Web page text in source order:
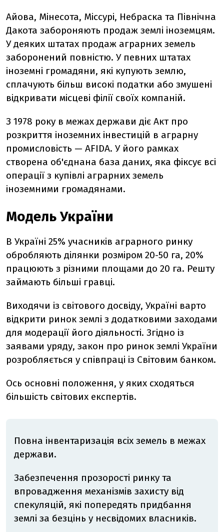
Айова, Мінесота, Міссурі, Небраска та Північна
Дакота забороняють продаж землі іноземцям.
У деяких штатах продаж аграрних земель
заборонений повністю. У певних штатах
іноземні громадяни, які купують землю,
сплачують більш високі податки або змушені
відкривати місцеві філії своїх компаній.
З 1978 року в межах держави діє Акт про
розкриття іноземних інвестицій в аграрну
промисловість — AFIDA. У його рамках
створена об'єднана база даних, яка фіксує всі
операції з купівлі аграрних земель
іноземними громадянами.
Модель України
В Україні 25% учасників аграрного ринку
обробляють ділянки розміром 20-50 га, 20%
працюють з різними площами до 20 га. Решту
займають більші гравці.
Виходячи із світового досвіду, Україні варто
відкрити ринок землі з додатковими заходами
для модерації його діяльності. Згідно із
заявами уряду, закон про ринок землі України
розробляється у співпраці із Світовим банком.
Ось основні положення, у яких сходяться
більшість світових експертів.
Повна інвентаризація всіх земель в межах
держави.
Забезпечення прозорості ринку та
впровадження механізмів захисту від
спекуляцій, які попередять придбання
землі за безцінь у несвідомих власників.